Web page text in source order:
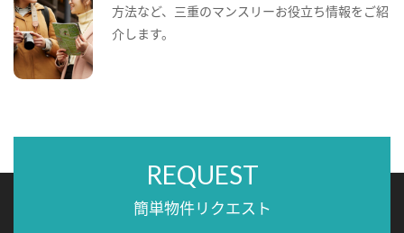
方法など、三重のマンスリーお役立ち情報をご紹
介します。
REQUEST
簡単物件リクエスト